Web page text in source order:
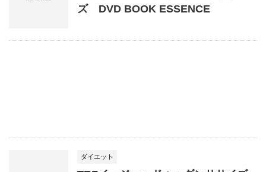
ズ DVD BOOK ESSENCE
ダイエット